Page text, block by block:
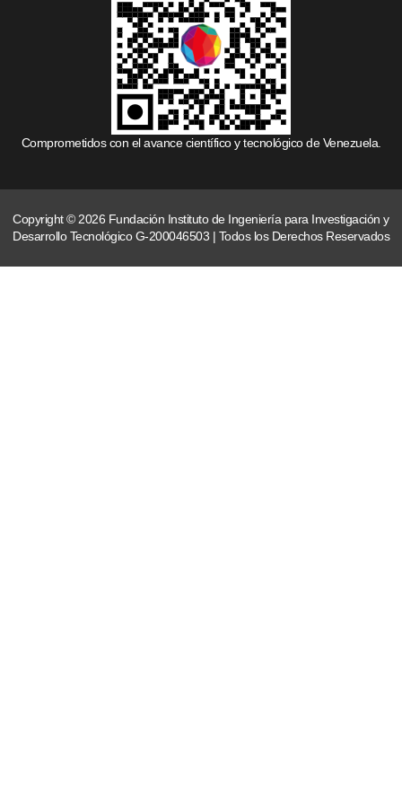
Comprometidos con el avance científico y tecnológico de Venezuela.
Copyright © 2026 Fundación Instituto de Ingeniería para Investigación y
Desarrollo Tecnológico G-200046503 | Todos los Derechos Reservados